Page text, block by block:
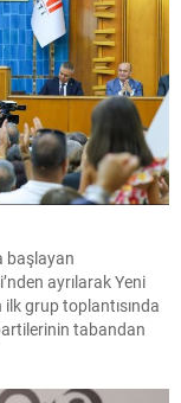
başlayan
ayrılarak Yeni
grup toplantısında
tabandan
ve bunun
olduğunu vurguladı.